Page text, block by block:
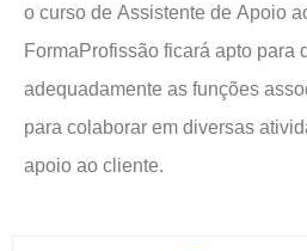
o curso de Assistente de Apoio
FormaProfissão ficará apto para
adequadamente as funções
para colaborar em diversas
apoio ao cliente.